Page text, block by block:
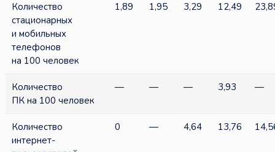
Количество
стационарных
и мобильных
телефонов
на 100 человек
1,89 1,95 3,29 12,49
Количество
ПК на 100 человек
— — — 3,93 —
Количество
интернет-
0 — 4,64 13,76